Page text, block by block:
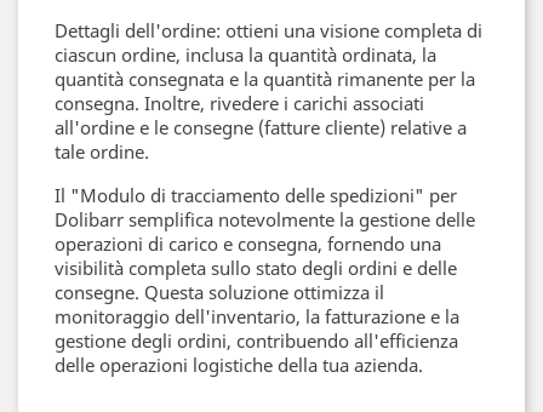
Dettagli dell'ordine: ottieni una visione completa di
ciascun ordine, inclusa la quantità ordinata, la
quantità consegnata e la quantità rimanente per la
consegna. Inoltre, rivedere i carichi associati
all'ordine e le consegne (fatture cliente) relative a
tale ordine.
Il "Modulo di tracciamento delle spedizioni" per
Dolibarr semplifica notevolmente la gestione delle
operazioni di carico e consegna, fornendo una
visibilità completa sullo stato degli ordini e delle
consegne. Questa soluzione ottimizza il
monitoraggio dell'inventario, la fatturazione e la
gestione degli ordini, contribuendo all'efficienza
delle operazioni logistiche della tua azienda.